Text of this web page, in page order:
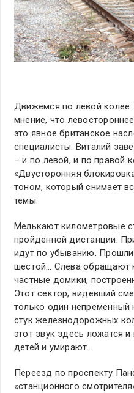
Движемся по левой колее.
мнение, что
это явное британское
специалисты. Виталий
– и по левой, и по правой
«Двусторонняя
тоном, который снимает
темы.
Мелькают километровые
пройденной дистанции.
идут по убыванию.
шестой… Слева обращают
частные домики,
Этот сектор, видевший
только один
стук железнодорожных
этот звук здесь ложатся
детей и умирают…
Переезд по проспекту
«станционного